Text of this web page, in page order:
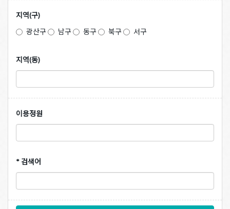
지역(구)
광산구
남구 동구 북구 서구
지역(동)
이용정원
* 검색어